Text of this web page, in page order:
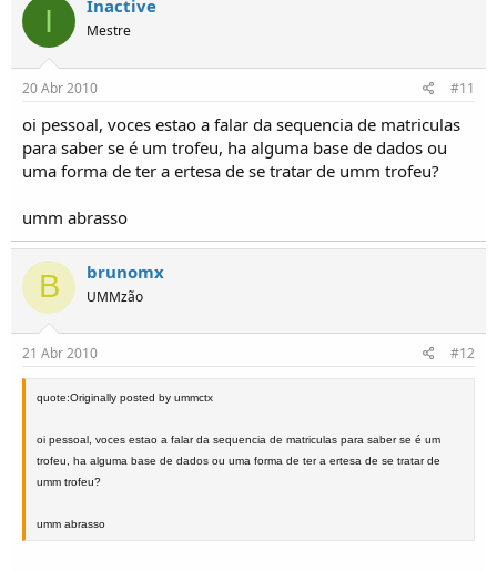
I Inactive
Mestre
20 Abr 2010 #11
oi pessoal, voces estao a falar da sequencia de matriculas
para saber se é um trofeu, ha alguma base de dados ou
uma forma de ter a ertesa de se tratar de umm trofeu?
umm abrasso
B brunomx
UMMzão
21 Abr 2010 #12
quote:Originally posted by ummctx
oi pessoal, voces estao a falar da sequencia de matriculas para saber se é um
trofeu, ha alguma base de dados ou uma forma de ter a ertesa de se tratar de
umm trofeu?
umm abrasso